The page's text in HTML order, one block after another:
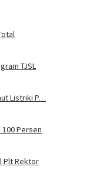
TJSL
Listriki P…
Persen
Plt Rektor